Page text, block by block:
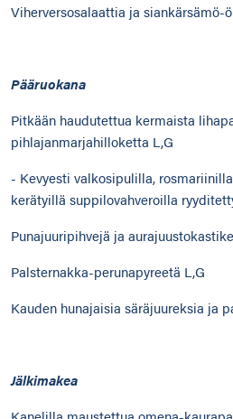
Viherversosalaattia ja siankärsämö-
Pääruokana
Pitkään haudutettua kermaista
pihlajanmarjahilloketta L,G
- Kevyesti valkosipulilla,
kerätyillä suppilovahveroilla
Punajuuripihvejä ja
Palsternakka-perunapyreetä L,G
Kauden hunajaisia säräjuureksia ja
Jälkimakea